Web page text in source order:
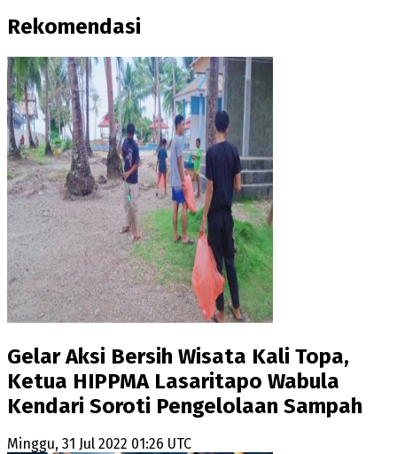
Rekomendasi
Gelar Aksi Bersih Wisata Kali Topa,
Ketua HIPPMA Lasaritapo Wabula
Kendari Soroti Pengelolaan Sampah
Minggu, 31 Jul 2022 01:26 UTC